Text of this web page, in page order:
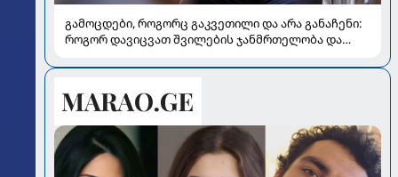
გამოცდები, როგორც გაკვეთილი და არა განაჩენი:
როგორ დავიცვათ შვილების ჯანმრთელობა და